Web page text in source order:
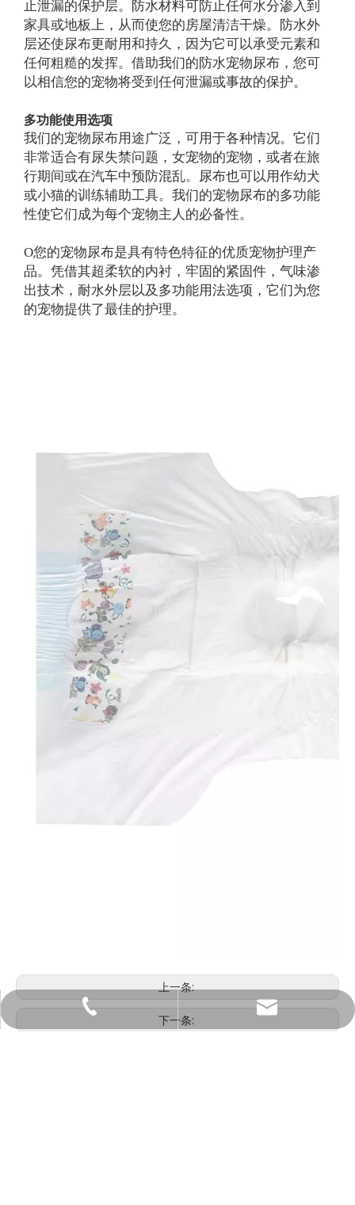
止泄漏的保护层。防水材料可防止任何水分渗入到
家具或地板上，从而使您的房屋清洁干燥。防水外
层还使尿布更耐用和持久，因为它可以承受元素和
任何粗糙的发挥。借助我们的防水宠物尿布，您可
以相信您的宠物将受到任何泄漏或事故的保护。
多功能使用选项
我们的宠物尿布用途广泛，可用于各种情况。它们
非常适合有尿失禁问题，女宠物的宠物，或者在旅
行期间或在汽车中预防混乱。尿布也可以用作幼犬
或小猫的训练辅助工具。我们的宠物尿布的多功能
性使它们成为每个宠物主人的必备性。
O您的宠物尿布是具有特色特征的优质宠物护理产
品。凭借其超柔软的内衬，牢固的紧固件，气味渗
出技术，耐水外层以及多功能用法选项，它们为您
的宠物提供了最佳的护理。
上一条:
下一条:
15960500935
casoftdiaper@gmail.com